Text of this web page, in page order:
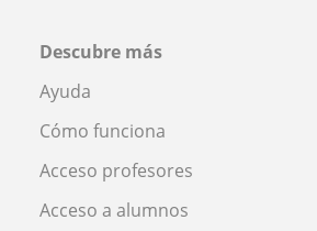
Descubre más
Ayuda
Cómo funciona
Acceso profesores
Acceso a alumnos